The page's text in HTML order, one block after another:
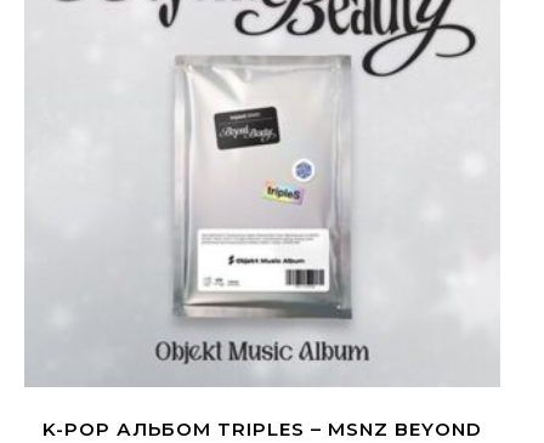
K-POP АЛЬБОМ TRIPLES – MSNZ BEYOND